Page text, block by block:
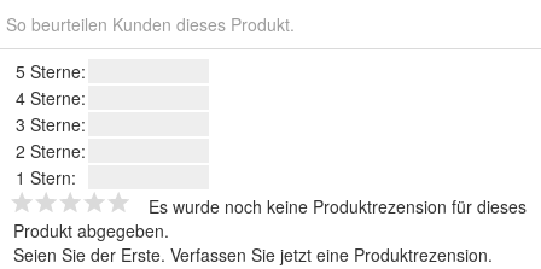
So beurteilen Kunden dieses Produkt.
5 Sterne:
4 Sterne:
3 Sterne:
2 Sterne:
1 Stern:
Es wurde noch keine Produktrezension für dieses
Produkt abgegeben.
Seien Sie der Erste. Verfassen Sie jetzt eine Produktrezension.